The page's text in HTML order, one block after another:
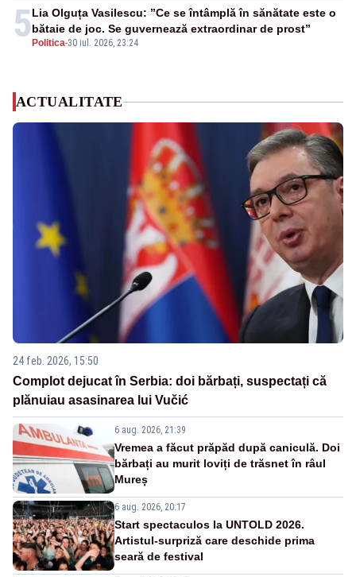
5 Politica-30 iul. 2026, 23:24
Lia Olguța Vasilescu: ”Ce se întâmplă în sănătate este o
bătaie de joc. Se guvernează extraordinar de prost”
ACTUALITATE
24 feb. 2026, 15:50
Complot dejucat în Serbia: doi bărbați, suspectați că
plănuiau asasinarea lui Vučić
6 aug. 2026, 21:39
Vremea a făcut prăpăd după caniculă. Doi
bărbați au murit loviți de trăsnet în râul
Mureș
6 aug. 2026, 20:17
Start spectaculos la UNTOLD 2026.
Artistul-surpriză care deschide prima
seară de festival